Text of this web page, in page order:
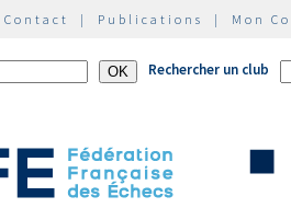
Contact | Publications | Mon
Rechercher un club